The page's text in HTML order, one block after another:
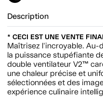
Description
* CECI EST UNE VENTE
Maîtrisez l'incroyable. Au-
la puissance stupéfiante
double ventilateur V2™
une chaleur précise et
sélectionnées et des
expérience culinaire